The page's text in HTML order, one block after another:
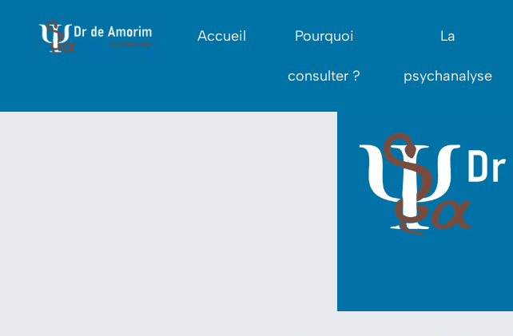
Accueil Pourquoi
consulter ?
La
psychanalyse